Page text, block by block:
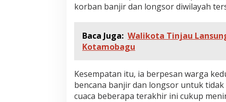
korban banjir dan longsor diwilayah
Baca Juga: Walikota Tinjau
Kotamobagu
Kesempatan itu, ia berpesan warga
bencana banjir dan longsor untuk
cuaca beberapa terakhir ini cukup